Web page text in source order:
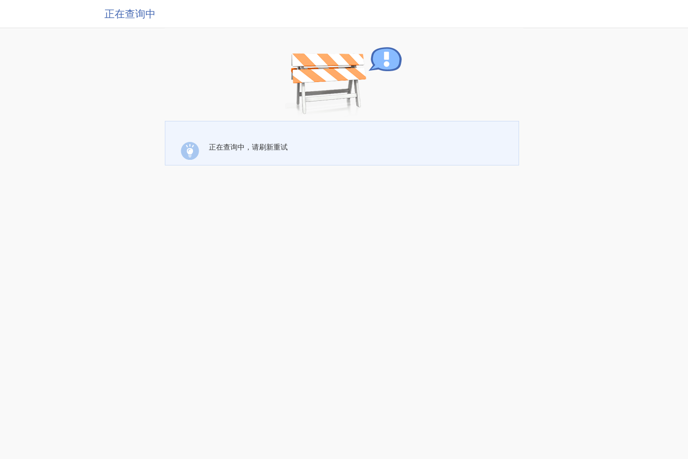
正在查询中
正在查询中，请刷新重试